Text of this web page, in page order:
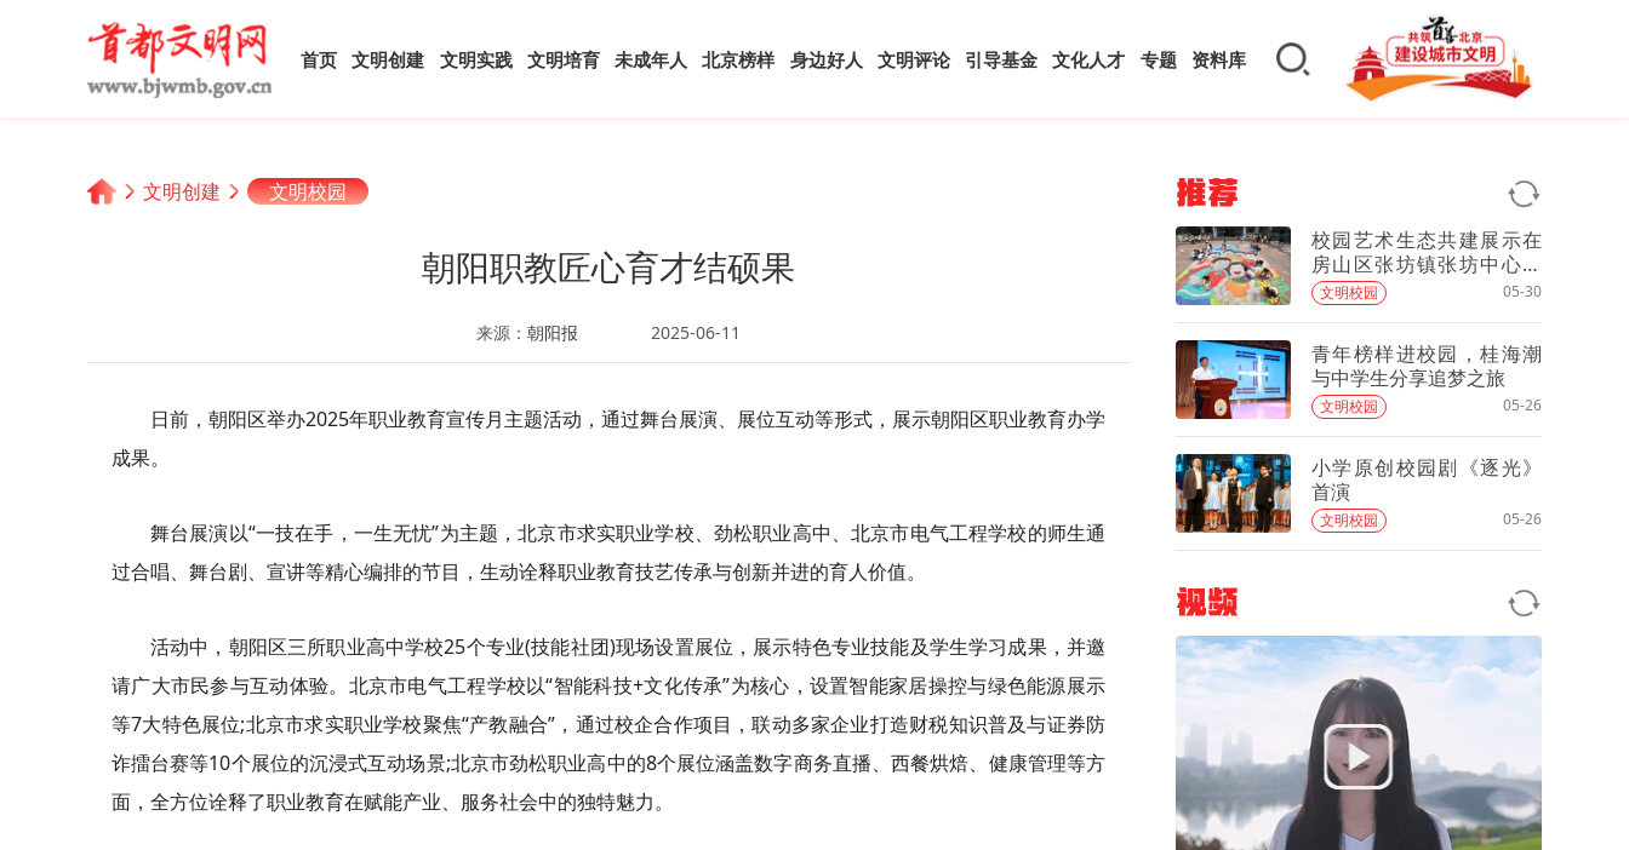
首页 文明创建 文明实践 文明培育 未成年人 北京榜样 身边好人 文明评论 引导基金 文化人才 专题 资料库
文明创建 文明校园
朝阳职教匠心育才结硕果
来源： 朝阳报 2025-06-11
日前，朝阳区举办2025年职业教育宣传月主题活动，通过舞台展演、展位互动等形式，展示朝阳区职业教育办学
成果。
舞台展演以“一技在手，一生无忧”为主题，北京市求实职业学校、劲松职业高中、北京市电气工程学校的师生通
过合唱、舞台剧、宣讲等精心编排的节目，生动诠释职业教育技艺传承与创新并进的育人价值。
活动中，朝阳区三所职业高中学校25个专业(技能社团)现场设置展位，展示特色专业技能及学生学习成果，并邀
请广大市民参与互动体验。北京市电气工程学校以“智能科技+文化传承”为核心，设置智能家居操控与绿色能源展示
等7大特色展位;北京市求实职业学校聚焦“产教融合”，通过校企合作项目，联动多家企业打造财税知识普及与证券防
诈擂台赛等10个展位的沉浸式互动场景;北京市劲松职业高中的8个展位涵盖数字商务直播、西餐烘焙、健康管理等方
面，全方位诠释了职业教育在赋能产业、服务社会中的独特魅力。
推荐
校园艺术生态共建展示在
房山区张坊镇张坊中心小
学举办
文明校园 05-30
青年榜样进校园，桂海潮
与中学生分享追梦之旅
文明校园 05-26
小学原创校园剧《逐光》
首演
文明校园 05-26
视频